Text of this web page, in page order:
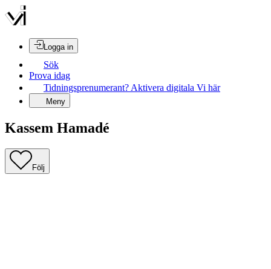
Logga in
Sök
Prova idag
Tidningsprenumerant? Aktivera digitala Vi här
Meny
Kassem Hamadé
Följ